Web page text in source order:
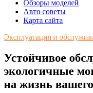
Обзоры моделей
Авто советы
Карта сайта
Эксплуатация и
Устойчивое
экологичные
на жизнь